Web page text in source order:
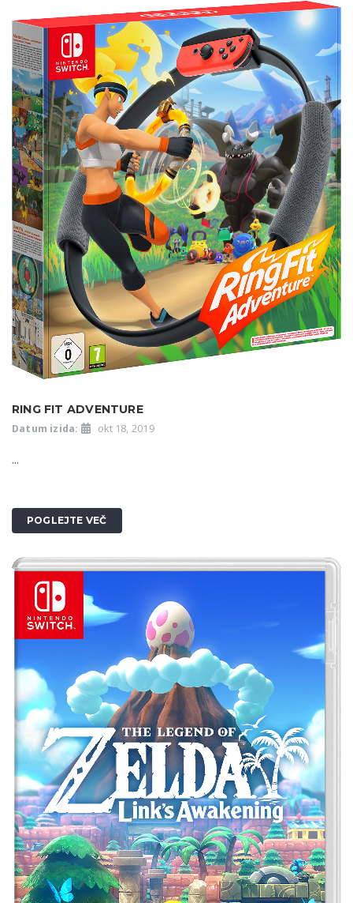
RING FIT ADVENTURE
Datum izida: okt 18, 2019
...
POGLEJTE VEČ